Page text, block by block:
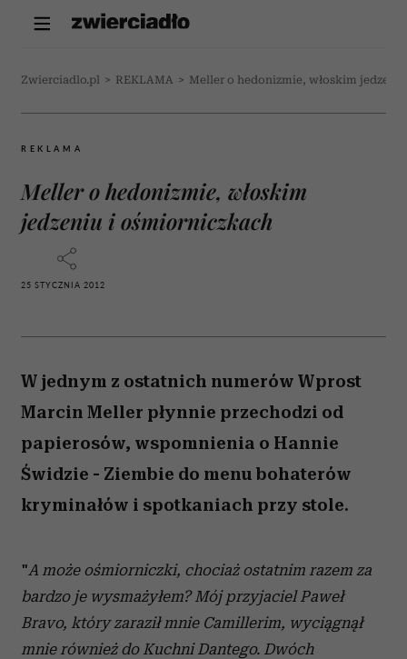
Zwierciadlo.pl > REKLAMA > Meller o hedonizmie, włoskim
REKLAMA
Meller o hedonizmie, włoskim
jedzeniu i ośmiorniczkach
25 STYCZNIA 2012
W jednym z ostatnich numerów Wprost
Marcin Meller płynnie przechodzi od
papierosów, wspomnienia o Hannie
Świdzie - Ziembie do menu bohaterów
kryminałów i spotkaniach przy stole.
"A może ośmiorniczki, chociaż ostatnim razem za
bardzo je wysmażyłem? Mój przyjaciel Paweł
Bravo, który zaraził mnie Camillerim, wyciągnął
mnie również do Kuchni Dantego. Dwóch